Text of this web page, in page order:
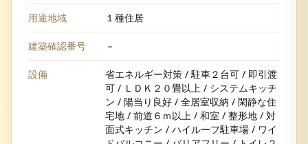
用途地域 １種住居
建築確認番号 －
設備
省エネルギー対策 / 駐車２台可 / 即引渡
可 / ＬＤＫ２０畳以上 / システムキッチ
ン / 陽当り良好 / 全居室収納 / 閑静な住
宅地 / 前道６ｍ以上 / 和室 / 整形地 / 対
面式キッチン / ハイルーフ駐車場 / ワイ